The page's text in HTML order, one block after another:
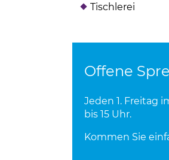
Tischlerei
Offene
Jeden 1. Freitag
bis 15 Uhr.
Kommen Sie